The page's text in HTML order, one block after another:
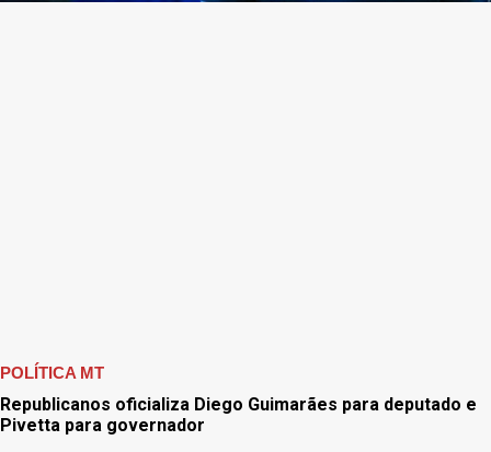
POLÍTICA MT
Republicanos oficializa Diego Guimarães para deputado e
Pivetta para governador